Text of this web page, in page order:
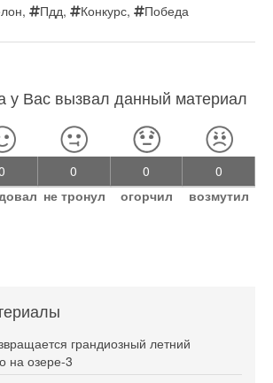
, Пдд, Конкурс, Победа
у Вас вызвал данный материал
0
не тронул
0
огорчил
0
возмутил
грандиозный летний
на озере-3